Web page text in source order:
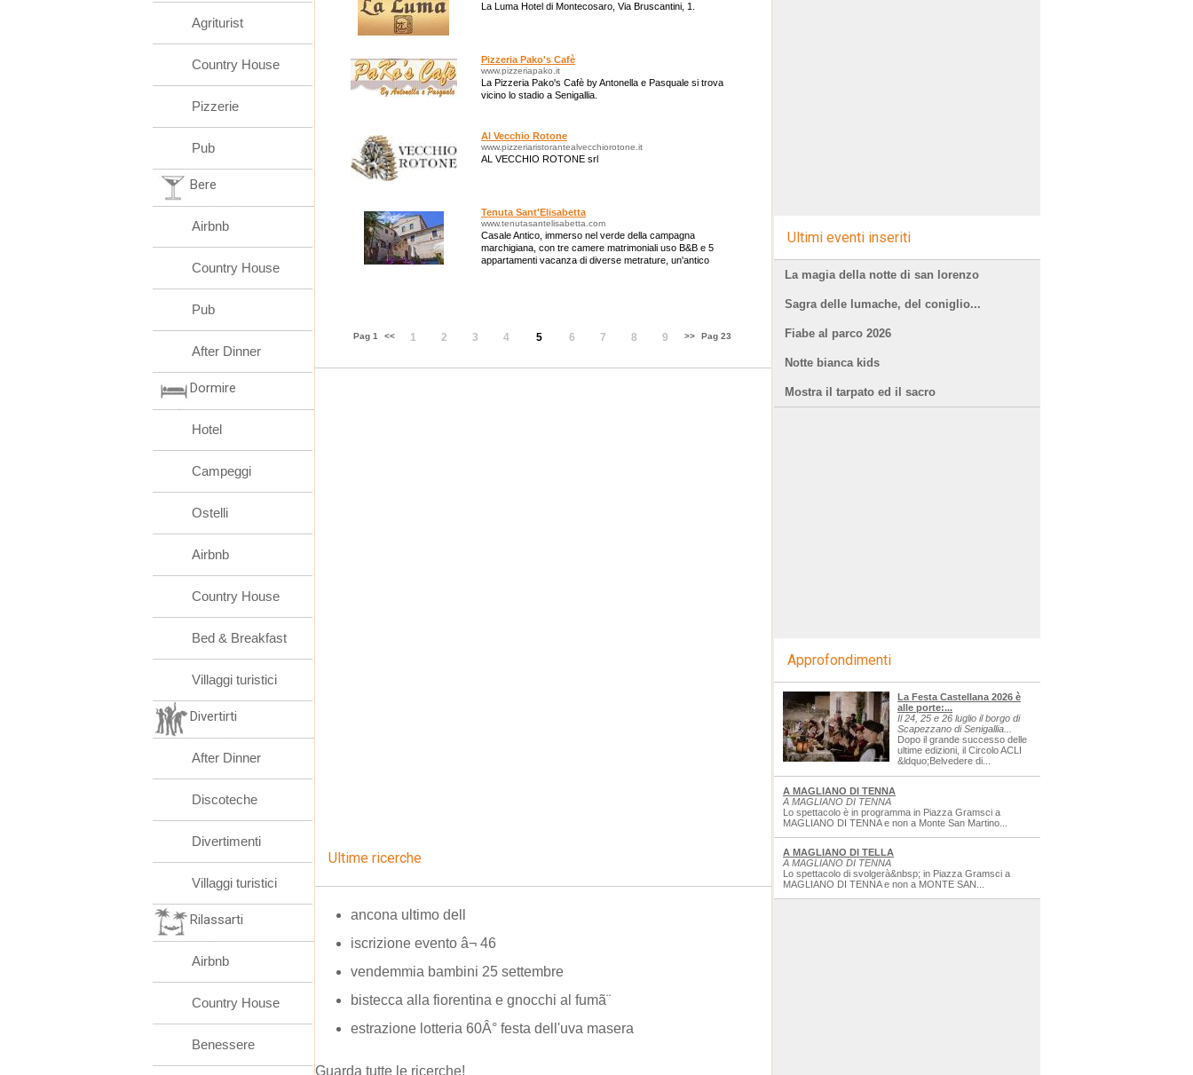
La Luma Hotel di Montecosaro, Via Bruscantini, 1.
Pizzeria Pako's Cafè
www.pizzeriapako.it
La Pizzeria Pako's Cafè by Antonella e Pasquale si trova
vicino lo stadio a Senigallia.
Al Vecchio Rotone
www.pizzeriaristorantealvecchiorotone.it
AL VECCHIO ROTONE srl
Tenuta Sant'Elisabetta
www.tenutasantelisabetta.com
Casale Antico, immerso nel verde della campagna
marchigiana, con tre camere matrimoniali uso B&B e 5
appartamenti vacanza di diverse metrature, un'antico
Pag 1 << 1 2 3 4 5 6 7 8 9 >> Pag 23
Ultime ricerche
ancona ultimo dell
iscrizione evento â¬ 46
vendemmia bambini 25 settembre
bistecca alla fiorentina e gnocchi al fumã¨
estrazione lotteria 60Â° festa dell'uva masera
Guarda tutte le ricerche!
Agriturist
Country House
Pizzerie
Pub
Bere
Airbnb
Country House
Pub
After Dinner
Dormire
Hotel
Campeggi
Ostelli
Airbnb
Country House
Bed & Breakfast
Villaggi turistici
Divertirti
After Dinner
Discoteche
Divertimenti
Villaggi turistici
Rilassarti
Airbnb
Country House
Benessere
Ultimi eventi inseriti
La magia della notte di san lorenzo
Sagra delle lumache, del coniglio...
Fiabe al parco 2026
Notte bianca kids
Mostra il tarpato ed il sacro
Approfondimenti
La Festa Castellana 2026 è
alle porte:...
Il 24, 25 e 26 luglio il borgo di
Scapezzano di Senigallia...
Dopo il grande successo delle
ultime edizioni, il Circolo ACLI
&ldquo;Belvedere di...
A MAGLIANO DI TENNA
A MAGLIANO DI TENNA
Lo spettacolo è in programma in Piazza Gramsci a
MAGLIANO DI TENNA e non a Monte San Martino...
A MAGLIANO DI TELLA
A MAGLIANO DI TENNA
Lo spettacolo di svolgerà&nbsp; in Piazza Gramsci a
MAGLIANO DI TENNA e non a MONTE SAN...